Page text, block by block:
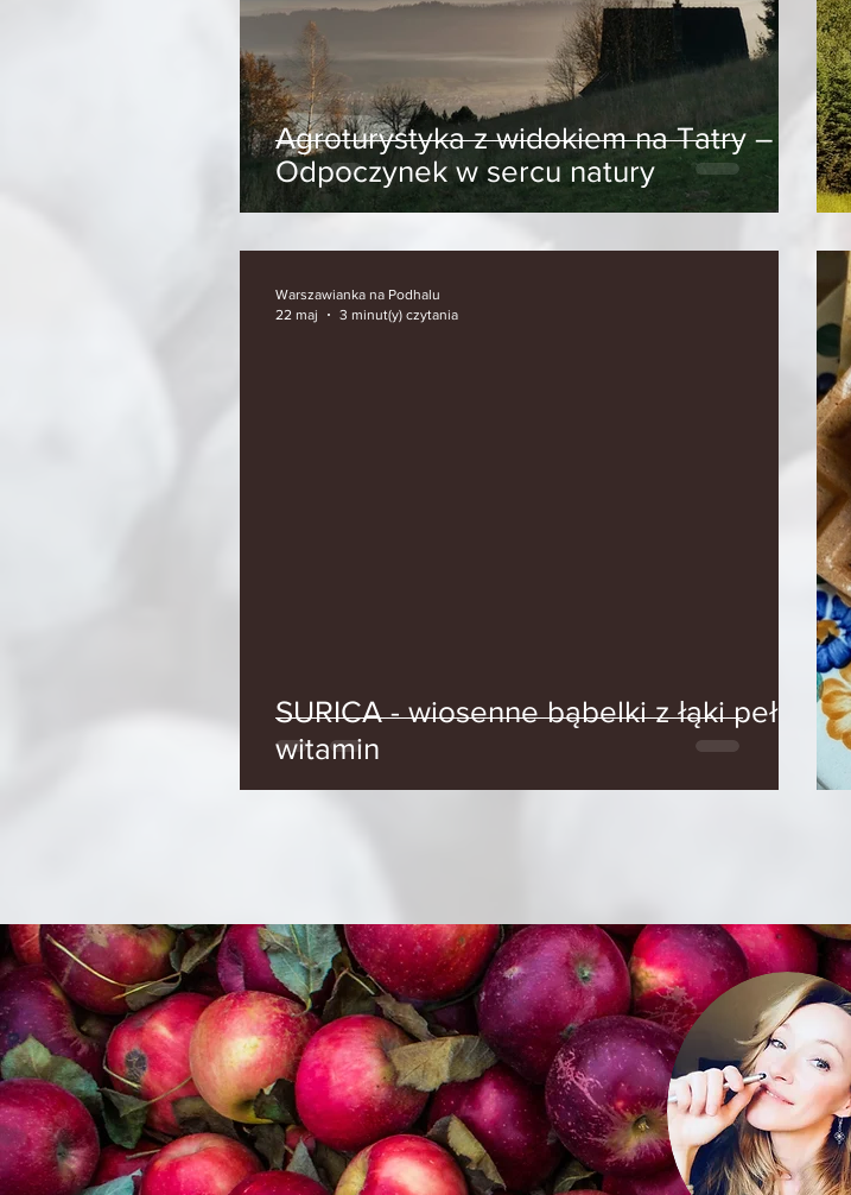
Agroturystyka z widokiem na Tatry –
Odpoczynek w sercu natury
SURICA - wiosenne bąbelki z łąki pełne
witamin
Warszawianka na Podhalu
22 maj
3 minut(y) czytania